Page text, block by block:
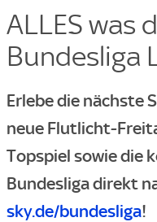
ALLES was
Bundesliga
Erlebe die nächste
neue Flutlicht-
Topspiel sowie die
Bundesliga direkt
sky.de/bundesliga!